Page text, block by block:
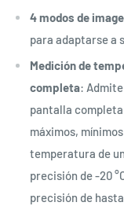
4 modos de
para adaptarse a
Medición de
completa:
pantalla
máximos,
temperatura de
precisión de -20
precisión de hasta